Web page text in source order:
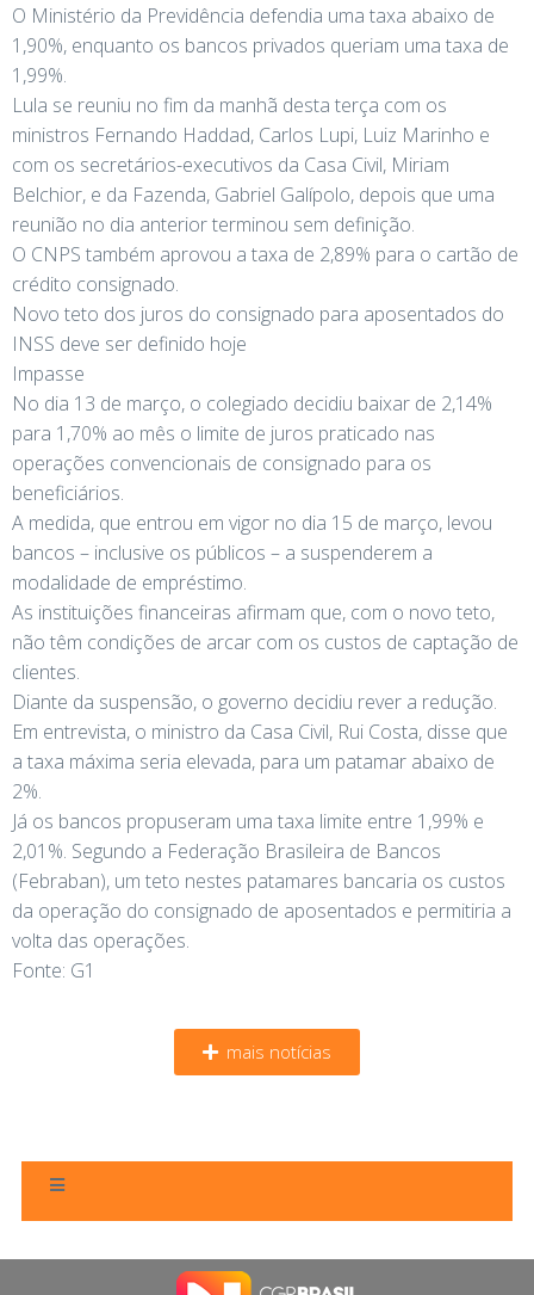
O Ministério da Previdência defendia uma taxa abaixo de
1,90%, enquanto os bancos privados queriam uma taxa de
1,99%.
Lula se reuniu no fim da manhã desta terça com os
ministros Fernando Haddad, Carlos Lupi, Luiz Marinho e
com os secretários-executivos da Casa Civil, Miriam
Belchior, e da Fazenda, Gabriel Galípolo, depois que uma
reunião no dia anterior terminou sem definição.
O CNPS também aprovou a taxa de 2,89% para o cartão de
crédito consignado.
Novo teto dos juros do consignado para aposentados do
INSS deve ser definido hoje
Impasse
No dia 13 de março, o colegiado decidiu baixar de 2,14%
para 1,70% ao mês o limite de juros praticado nas
operações convencionais de consignado para os
beneficiários.
A medida, que entrou em vigor no dia 15 de março, levou
bancos – inclusive os públicos – a suspenderem a
modalidade de empréstimo.
As instituições financeiras afirmam que, com o novo teto,
não têm condições de arcar com os custos de captação de
clientes.
Diante da suspensão, o governo decidiu rever a redução.
Em entrevista, o ministro da Casa Civil, Rui Costa, disse que
a taxa máxima seria elevada, para um patamar abaixo de
2%.
Já os bancos propuseram uma taxa limite entre 1,99% e
2,01%. Segundo a Federação Brasileira de Bancos
(Febraban), um teto nestes patamares bancaria os custos
da operação do consignado de aposentados e permitiria a
volta das operações.
Fonte: G1
mais notícias